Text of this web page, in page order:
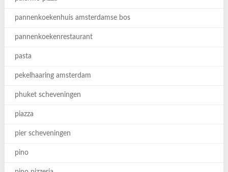
pannenkoekenhuis amsterdamse bos
pannenkoekenrestaurant
pasta
pekelhaaring amsterdam
phuket scheveningen
piazza
pier scheveningen
pino